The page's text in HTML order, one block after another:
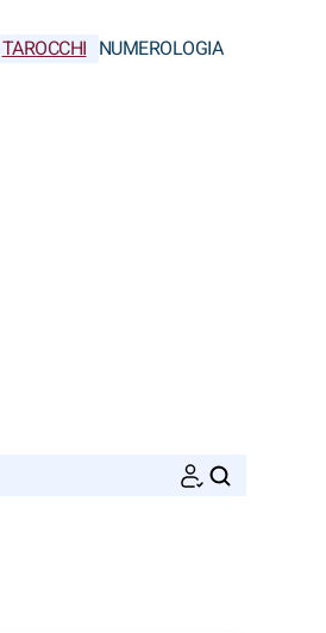
TAROCCHI NUMEROLOGIA